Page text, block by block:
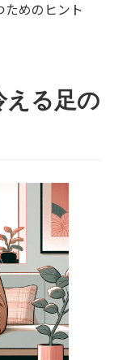
ためのヒント
える足の